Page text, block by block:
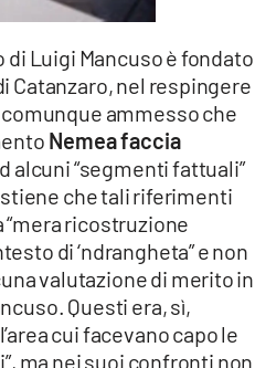
di Luigi Mancuso è fondato
Catanzaro, nel respingere
ammesso che
Nemea faccia
alcuni “segmenti fattuali”
che tali riferimenti
ricostruzione
di ‘ndrangheta” e non
valutazione di merito in
Questi era, sì,
cui facevano capo le
ma nei suoi confronti non